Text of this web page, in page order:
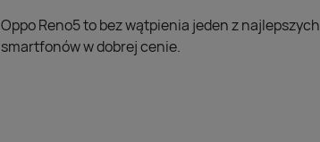
Oppo Reno5 to bez wątpienia jeden z najlepszych
smartfonów w dobrej cenie.